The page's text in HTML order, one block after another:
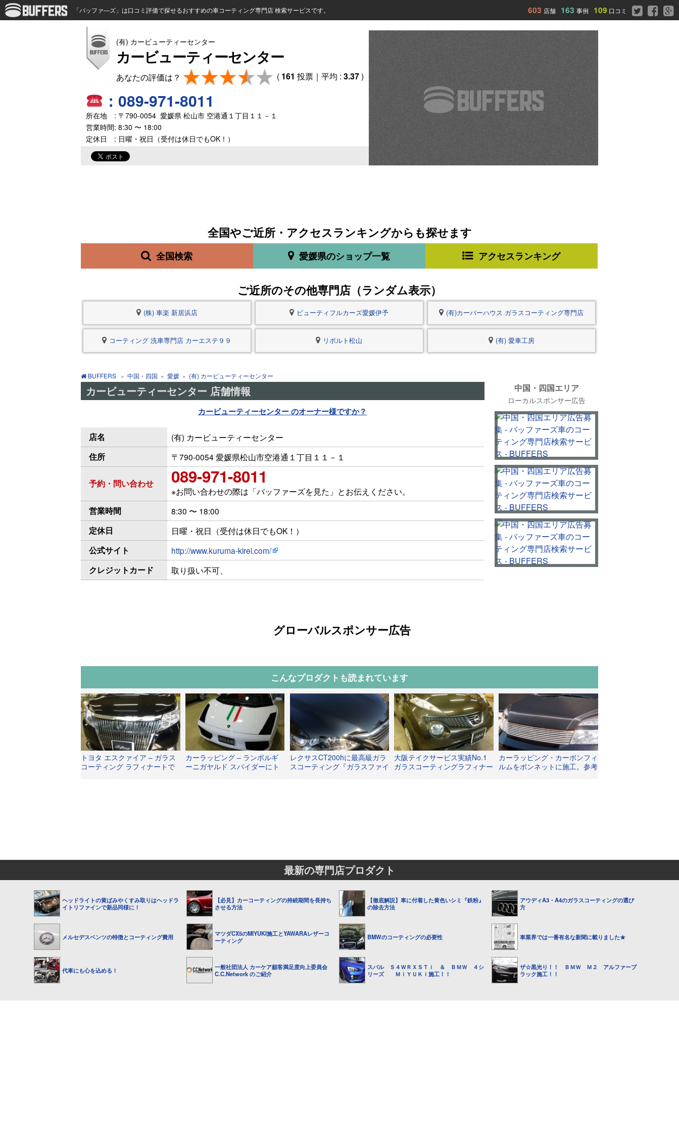
「バッファ―ズ」は口コミ評価で探せるおすすめの車コーティング専門店 検索サービスです。 603 店舗 163 事例 109 口コミ
(有) カービューティーセンター
カービューティーセンター
( 161 投票｜平均 : 3.37)
：089-971-8011
所在地 : 〒 790-0054 愛媛県 松山市 空港通１丁目１１－１
営業時間: 8:30 〜 18:00
定休日 : 日曜・祝日（受付は休日でもOK！）
全国やご近所・アクセスランキングからも探せます
全国検索 愛媛県のショップ一覧 アクセスランキング
ご近所のその他専門店（ランダム表示）
(株) 車楽 新居浜店 ビューティフルカーズ愛媛伊予 (有)カーバーハウス ガラスコーティング専門店
コーティング 洗車専門店 カーエステ９９ リボルト松山 (有) 愛車工房
BUFFERS » 中国・四国 » 愛媛 » (有) カービューティーセンター
カービューティーセンター 店舗情報
カービューティーセンター のオーナー様ですか？
店名 (有) カービューティーセンター
住所 〒790-0054 愛媛県松山市空港通１丁目１１－１
予約・問い合わせ 089-971-8011
※お問い合わせの際は「バッファーズを見た」とお伝えください。
営業時間 8:30 〜 18:00
定休日 日曜・祝日（受付は休日でもOK！）
公式サイト http://www.kuruma-kirei.com/
クレジットカード 取り扱い不可、
中国・四国エリア
ローカルスポンサー広告
グローバルスポンサー広告
こんなプロダクトも読まれています
トヨタ エスクァイア – ガラス
コーティング ラフィナートで
カーラッピング – ランボルギ
ーニガヤルド スパイダーにト
レクサスCT200hに最高級ガラ
スコーティング『ガラスファイ
大阪テイクサービス実績No.1
ガラスコーティングラフィナー
カーラッピング・カーボンフィ
ルムをボンネットに施工。参考
最新の専門店プロダクト
ヘッドライトの黄ばみやくすみ取りはヘッドラ
イトリファインで新品同様に！
【必見】カーコーティングの持続期間を長持ち
させる方法
【徹底解説】車に付着した黄色いシミ『鉄粉』
の除去方法
アウディA3・A4のガラスコーティングの選び
方
メルセデスベンツの特徴とコーティング費用
マツダCX5のMIYUKI施工とYAWARAレザーコ
ーティング
BMWのコーティングの必要性 車業界では一番有名な新聞に載りました★
代車にも心を込める！
一般社団法人 カーケア顧客満足度向上委員会
C.C.Network のご紹介
スバル Ｓ４ＷＲＸＳＴｉ ＆ ＢＭＷ ４シ
リーズ ＭｉＹＵＫｉ施工！！
ザ☆黒光り！！ ＢＭＷ Ｍ２ アルファーブ
ラック施工！！